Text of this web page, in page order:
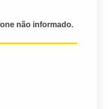
não informado.